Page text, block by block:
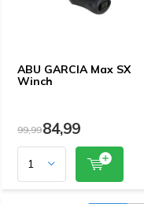
ABU GARCIA Max SX
Winch
99,9984,99